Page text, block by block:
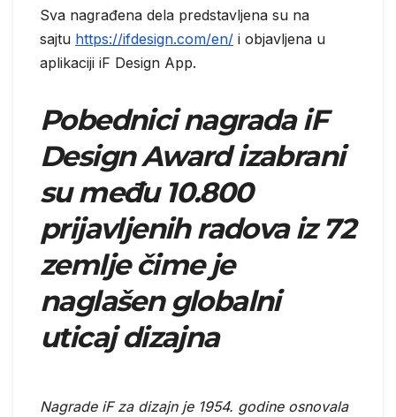
Sva nagrađena dela predstavljena su na
sajtu https://ifdesign.com/en/ i objavljena u
aplikaciji iF Design App.
Pobednici nagrada iF
Design Award izabrani
su među 10.800
prijavljenih radova iz 72
zemlje čime je
naglašen globalni
uticaj dizajna
Nagrade iF za dizajn je 1954. godine osnovala